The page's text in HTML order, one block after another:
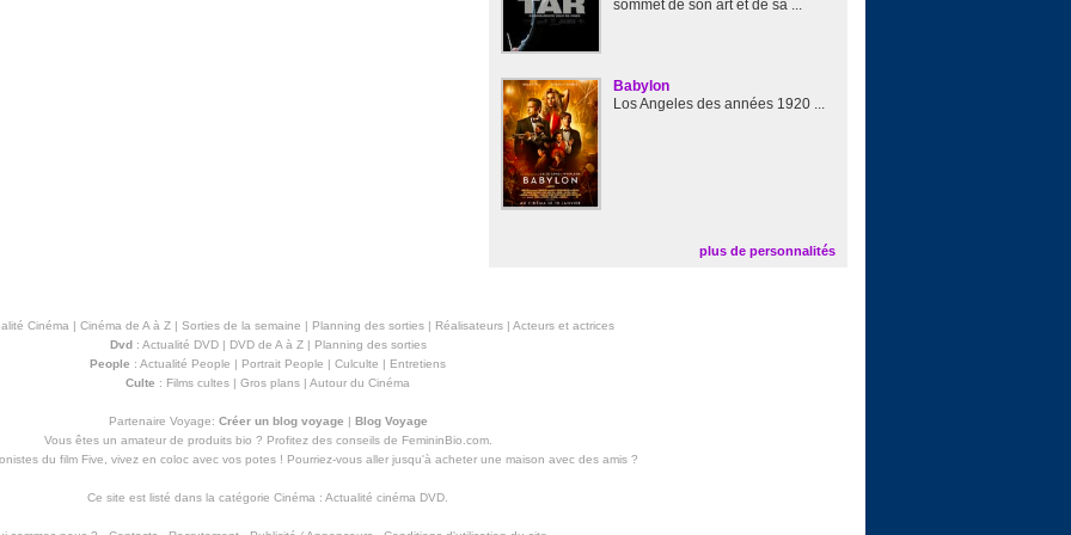
sommet de son art et de sa ...
Babylon
Los Angeles des années 1920 ...
plus de personnalités
Cinéma | Cinéma de A à Z| Sorties de la semaine | Planning des sorties| Réalisateurs| Acteurs et actrices
Dvd: Actualité DVD| DVD de A à Z| Planning des sorties
People : Actualité People | Portrait People | Culculte | Entretiens
Culte : Films cultes | Gros plans | Autour du Cinéma
Partenaire Voyage: Créer un blog voyage | Blog Voyage
Vous êtes un amateur de produits bio ? Profitez des conseils de FemininBio.com.
du film Five, vivez en coloc avec vos potes ! Pourriez-vous aller jusqu'à acheter une maison avec des amis?
Ce site est listé dans la catégorie Cinéma : Actualité cinéma DVD